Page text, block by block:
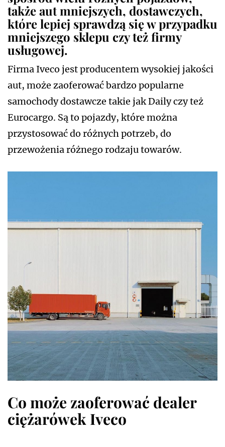
także aut mniejszych, dostawczych,
które lepiej sprawdzą się w przypadku
mniejszego sklepu czy też firmy
usługowej.
Firma Iveco jest producentem wysokiej jakości
aut, może zaoferować bardzo popularne
samochody dostawcze takie jak Daily czy też
Eurocargo. Są to pojazdy, które można
przystosować do różnych potrzeb, do
przewożenia różnego rodzaju towarów.
Co może zaoferować dealer
ciężarówek Iveco